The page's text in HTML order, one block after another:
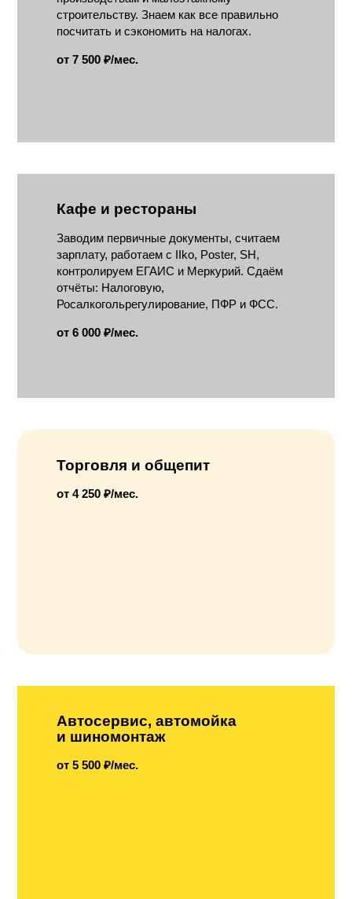
строительству. Знаем как все правильно
посчитать и сэкономить на налогах.
от 7 500 ₽/мес.
Кафе и рестораны
Заводим первичные документы, считаем
зарплату, работаем с IIko, Poster, SH,
контролируем ЕГАИС и Меркурий. Сдаём
отчёты: Налоговую,
Росалкогольрегулирование, ПФР и ФСС.
от 6 000 ₽/мес.
Торговля и общепит
от 4 250 ₽/мес.
Автосервис, автомойка
и шиномонтаж
от 5 500 ₽/мес.